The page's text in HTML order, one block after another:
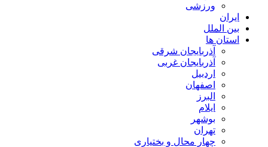
ورزشی
ایران
بین الملل
استان ها
آذربایجان شرقی
آذربایجان غربی
اردبیل
اصفهان
البرز
ایلام
بوشهر
تهران
چهار محال و بختیاری